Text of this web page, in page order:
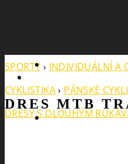
Search
DRES MTB
SPORTY › INDIVIDUÁLNÍ A
CYKLISTIKA› PÁNSKÉ
DRESY S DLOUHÝM